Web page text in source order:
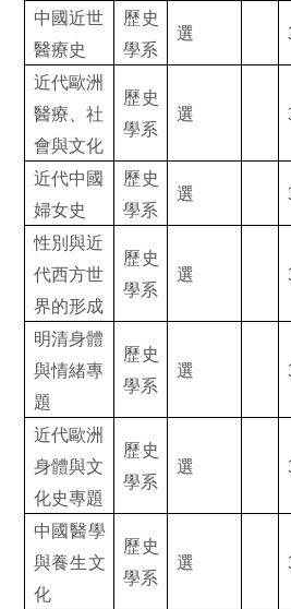
中國近世
醫療史
歷史
學系
選
近代歐洲
醫療、社
會與文化
歷史
學系
選
近代中國
婦女史
歷史
學系
選
性別與近
代西方世
界的形成
歷史
學系
選
明清身體
與情緒專
題
歷史
學系
選
近代歐洲
身體與文
化史專題
歷史
學系
選
中國醫學
與養生文
化
歷史
學系
選